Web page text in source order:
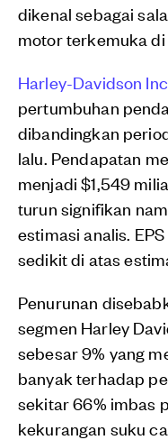
dikenal sebagai
motor terkemuka di
Harley-Davidson
pertumbuhan
dibandingkan
lalu. Pendapatan
menjadi $1,549
turun signifikan
estimasi analis.
sedikit di atas
Penurunan
segmen Harley
sebesar 9% yang
banyak terhadap
sekitar 66% imbas
kekurangan suku